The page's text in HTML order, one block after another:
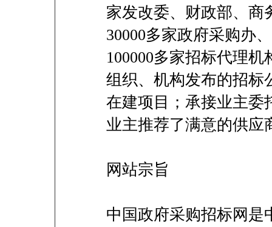
家发改委、财政部、商
30000多家政府采购办
100000多家招标代理
组织、机构发布的招标
在建项目；承接业主委
业主推荐了满意的供
网站宗旨
中国政府采购招标网是